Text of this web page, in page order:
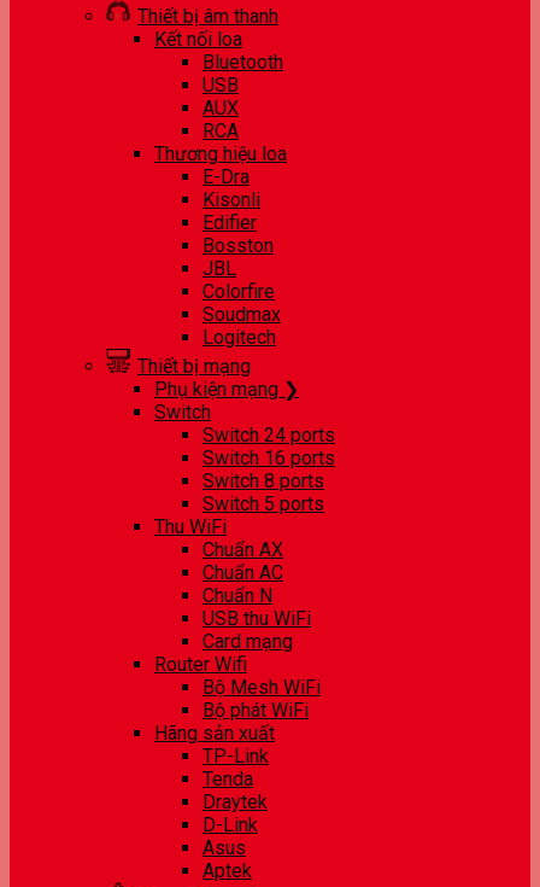
Thiết bị âm thanh
Kết nối loa
Bluetooth
USB
AUX
RCA
Thương hiệu loa
E-Dra
Kisonli
Edifier
Bosston
JBL
Colorfire
Soudmax
Logitech
Thiết bị mạng
Phụ kiện mạng ❯
Switch
Switch 24 ports
Switch 16 ports
Switch 8 ports
Switch 5 ports
Thu WiFi
Chuẩn AX
Chuẩn AC
Chuẩn N
USB thu WiFi
Card mạng
Router Wifi
Bộ Mesh WiFi
Bộ phát WiFi
Hãng sản xuất
TP-Link
Tenda
Draytek
D-Link
Asus
Aptek